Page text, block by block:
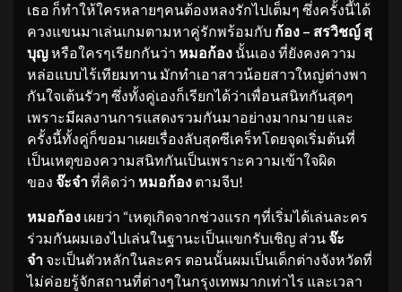
เธอ ก็ทำให้ใครหลายๆคนต้องหลงรักไปเต็มๆ ซึ่งครั้งนี้ได้
ควงแขนมาเล่นเกมตามหาคู่รักพร้อมกับ ก้อง – สรวิชญ์ สุ
บุญหรือใครๆเรียกกันว่า หมอก้อง นั้นเอง ที่ยังคงความ
หล่อแบบไร้เทียมทาน มักทำเอาสาวน้อยสาวใหญ่ต่างพา
กันใจเต้นรัวๆ ซึ่งทั้งคู่เองก็เรียกได้ว่าเพื่อนสนิทกันสุดๆ
เพราะมีผลงานการแสดงรวมกันมาอย่างมากมาย และ
ครั้งนี้ทั้งคู่ก็ขอมาเผยเรื่องลับสุดซีเคร็ทโดยจุดเริ่มต้นที่
เป็นเหตุของความสนิทกันเป็นเพราะความเข้าใจผิด
ของ จ๊ะจ๋าที่คิดว่า หมอก้อง ตามจีบ!
หมอก้อง เผยว่า “เหตุเกิดจากช่วงแรก ๆที่เริ่มได้เล่นละคร
ร่วมกันผมเองไปเล่นในฐานะเป็นแขกรับเชิญ ส่วนจ๊ะ
จ๋า จะเป็นตัวหลักในละคร ตอนนั้นผมเป็นเด็กต่างจังหวัดที่
ไม่ค่อยรู้จักสถานที่ต่างๆในกรุงเทพมากเท่าไร และเวลา